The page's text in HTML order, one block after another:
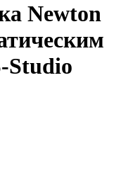
Newton
Studio